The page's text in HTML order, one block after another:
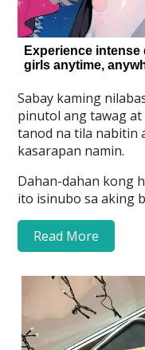
Sabay kaming
pinutol ang tawag
tanod na tila nabitin
kasarapan namin.
Dahan-dahan kong
ito isinubo sa aking
Read More